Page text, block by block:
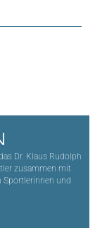
Dr. Klaus Rudolph
zusammen mit
Sportlerinnen und